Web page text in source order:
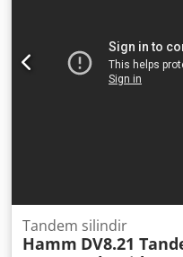
Tandem silindir
Hamm DV8.21